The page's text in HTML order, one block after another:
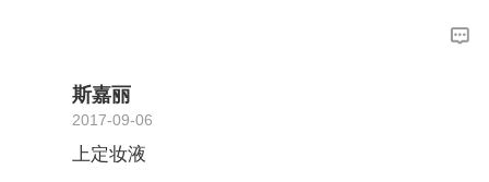
斯嘉丽
2017-09-06
上定妆液